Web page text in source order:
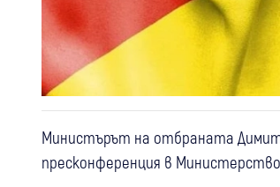
Министърът на отбраната
пресконференция в